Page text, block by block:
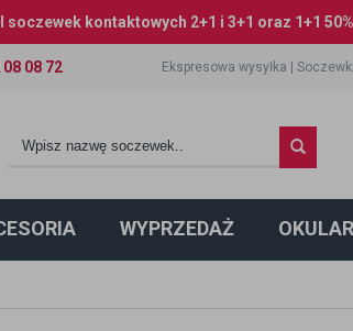
soczewek kontaktowych 2+1 i 3+1 oraz 1+1
08 08 72 Ekspresowa wysyłka |
WYPRZEDAŻ